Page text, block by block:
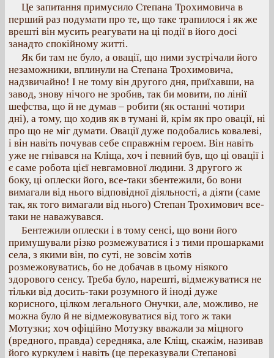
Це запитання примусило Степана Трохимовича в
перший раз подумати про те, що таке трапилося і як же
врешті він мусить реагувати на ці події в його досі
занадто спокійному житті.
Як би там не було, а овації, що ними зустрічали його
незаможники, вплинули на Степана Трохимовича,
надзвичайно! І не тому він другого дня, приїхавши, на
завод, знову нічого не зробив, так би мовити, по лінії
шефства, що й не думав – робити (як останні чотири
дні), а тому, що ходив як в тумані й, крім як про овації, ні
про що не міг думати. Овації дуже подобались ковалеві,
і він навіть почував себе справжнім героєм. Він навіть
уже не гнівався на Кліща, хоч і певний був, що ці овації і
є саме робота цієї невгамовної людини. З другого ж
боку, ці оплески його, все-таки збентежили, бо вони
вимагали від нього відповідної діяльності, а діяти (саме
так, як того вимагали від нього) Степан Трохимович все-
таки не наважувався.
Бентежили оплески і в тому сенсі, що вони його
примушували різко розмежуватися і з тими прошарками
села, з якими він, по суті, не зовсім хотів
розмежовуватись, бо не добачав в цьому ніякого
здорового сенсу. Треба було, нарешті, відмежуватися не
тільки від досить-таки розумного й іноді дуже
корисного, цілком легального Онучки, але, можливо, не
можна було й не відмежовуватися від того ж таки
Мотузки; хоч офіційно Мотузку вважали за міцного
(вредного, правда) середняка, але Кліщ, скажім, називав
його куркулем і навіть (це переказували Степанові